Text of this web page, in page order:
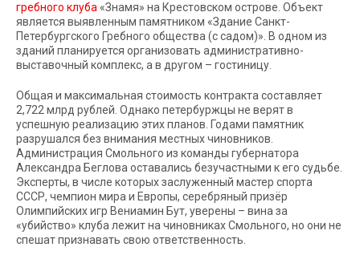
гребного клуба «Знамя» на Крестовском острове. Объект
является выявленным памятником «Здание Санкт-
Петербургского Гребного общества (с садом)». В одном из
зданий планируется организовать административно-
выставочный комплекс, а в другом – гостиницу.
Общая и максимальная стоимость контракта составляет
2,722 млрд рублей. Однако петербуржцы не верят в
успешную реализацию этих планов. Годами памятник
разрушался без внимания местных чиновников.
Администрация Смольного из команды губернатора
Александра Беглова оставались безучастными к его судьбе.
Эксперты, в числе которых заслуженный мастер спорта
СССР, чемпион мира и Европы, серебряный призёр
Олимпийских игр Вениамин Бут, уверены – вина за
«убийство» клуба лежит на чиновниках Смольного, но они не
спешат признавать свою ответственность.